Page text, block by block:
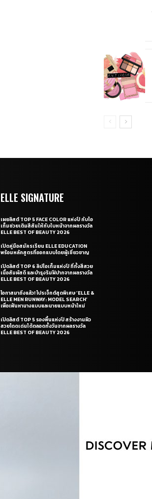
ELLE SIGNATURE
เผยลิสต์ TOP 5 FACE COLOR แห่งปี กับไอ
เท็มช่วยเติมสีสันให้กับใบหน้าจากผลรางวัล
ELLE BEST OF BEAUTY 2026
เปิดคู่มือสมัครเรียน ELLE EDUCATION
พร้อมหลักสูตรที่ออกแบบโดยผู้เชี่ยวชาญ
เปิดลิสต์ TOP 6 ลิปไอเท็มแห่งปี ที่ทั้งสีสวย
เนื้อสัมผัสดี และบำรุงริมฝีปากจากผลรางวัล
ELLE BEST OF BEAUTY 2026
โอกาสมาถึงแล้ว! โปรเจ็กต์สุดพิเศษ ‘ELLE &
ELLE MEN RUNWAY: MODEL SEARCH’
เพื่อเฟ้นหานางแบบและนายแบบหน้าใหม่
เปิดลิสต์ TOP 5 รองพื้นแห่งปี สร้างงานผิว
สวยโดดเด่นได้ตลอดทั้งวันจากผลรางวัล
ELLE BEST OF BEAUTY 2026